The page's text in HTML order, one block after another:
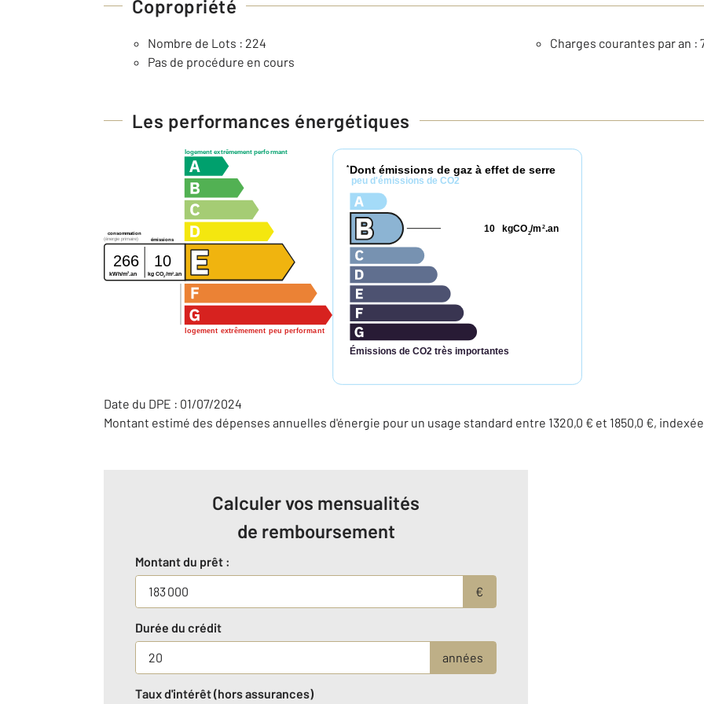
Copropriété
Nombre de Lots : 224
Charges courantes par an :
Pas de procédure en cours
Les performances énergétiques
logement extrêmement performant
logement extrêmement peu performant
consommation
émissions
(énergie primaire)
266 10
kWh/m2 .an kg CO2/m2 .an
* Dont émissions de gaz à effet de serre
peu d'émissions de CO2
Émissions de CO2 très importantes
kgCO2/m 2.an
10
Date du DPE : 01/07/2024
Montant estimé des dépenses annuelles d'énergie pour un usage standard entre 1320,0 € et 1850,0 €,
Calculer vos mensualités
de remboursement
Montant du prêt :
€
Durée du crédit
années
Taux d'intérêt (hors assurances)